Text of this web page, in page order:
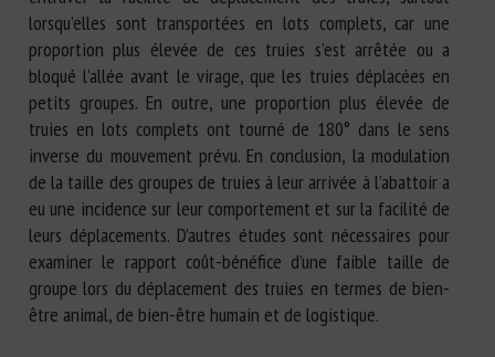
lorsqu’elles sont transportées en lots complets, car une
proportion plus élevée de ces truies s’est arrêtée ou a
bloqué l’allée avant le virage, que les truies déplacées en
petits groupes. En outre, une proportion plus élevée de
truies en lots complets ont tourné de 180° dans le sens
inverse du mouvement prévu. En conclusion, la modulation
de la taille des groupes de truies à leur arrivée à l’abattoir a
eu une incidence sur leur comportement et sur la facilité de
leurs déplacements. D’autres études sont nécessaires pour
examiner le rapport coût-bénéfice d’une faible taille de
groupe lors du déplacement des truies en termes de bien-
être animal, de bien-être humain et de logistique.